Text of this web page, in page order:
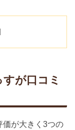
が口コミ
価が大きく3つの